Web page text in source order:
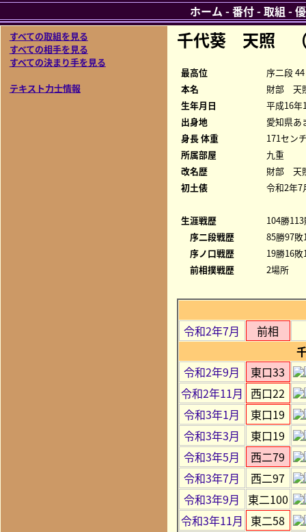
すべての取組を見る
すべての相手を見る
すべての決まり手を見る
テキスト力士情報
千代葵 天照 （
最高位
序二段 44
本名
財部 天
生年月日
平成16年
出身地
愛知県あ
身長 体重
171セン
所属部屋
九重
改名歴
財部 天
初土俵
令和2年7
生涯戦歴
104勝
序二段戦歴
85勝97
序ノ口戦歴
19勝16
前相撲戦歴
2場所
令和2年7月
前相
令和2年9月
東口33
令和2年11月 西口22
令和3年1月
東口19
令和3年3月
東口19
令和3年5月
西二79
令和3年7月
西二97
令和3年9月
東二100
令和3年11月 東二58
ホーム -番付-取組 -